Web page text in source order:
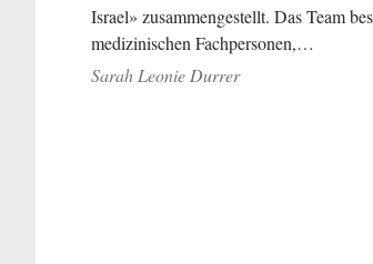
Israel» zusammengestellt. Das Team
medizinischen Fachpersonen,…
Sarah Leonie Durrer